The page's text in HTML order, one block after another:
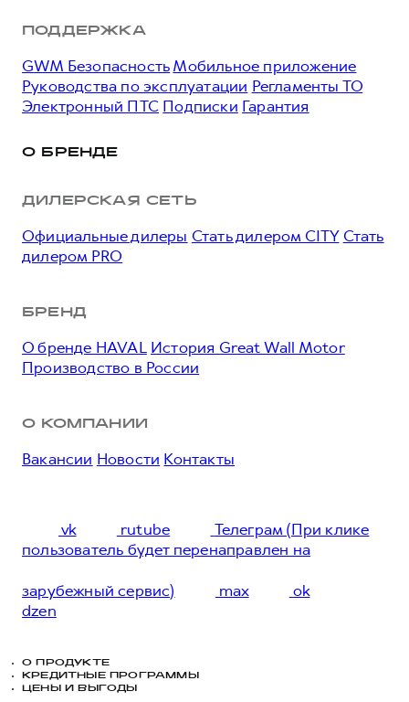
ПОДДЕРЖКА
GWM БезопасностьМобильное приложение
Руководства по эксплуатации Регламенты ТО
Электронный ПТС Подписки Гарантия
О БРЕНДЕ
ДИЛЕРСКАЯ СЕТЬ
Официальные дилеры Стать дилером CITY Стать
дилером PRO
БРЕНД
О бренде HAVAL История Great Wall Motor
Производство в России
О КОМПАНИИ
Вакансии Новости Контакты
vk rutube
Телеграм (При клике
пользователь будет перенаправлен на
зарубежный сервис) max
ok
dzen
О ПРОДУКТЕ
КРЕДИТНЫЕ ПРОГРАММЫ
ЦЕНЫ И ВЫГОДЫ